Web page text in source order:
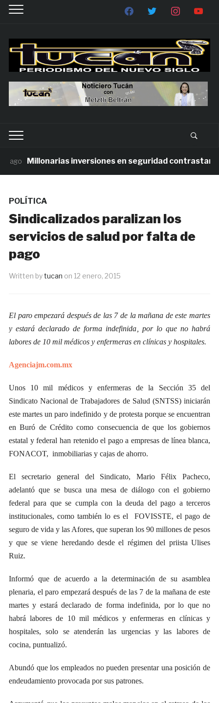
Millonarias inversiones en seguridad contrastan con
POLÍTICA
Sindicalizados paralizan los
servicios de salud por falta de
pago
Written bytucan on 12 enero, 2015
El paro empezará después de las 7 de la mañana de este martes
y estará declarado de forma indefinida, por lo que no habrá
labores de 10 mil médicos y enfermeras en clínicas y hospitales.
Agenciajm.com.mx
Unos 10 mil médicos y enfermeras de la Sección 35 del
Sindicato Nacional de Trabajadores de Salud (SNTSS) iniciarán
este martes un paro indefinido y de protesta porque se encuentran
en Buró de Crédito como consecuencia de que los gobiernos
estatal y federal han retenido el pago a empresas de línea blanca,
FONACOT, inmobiliarias y cajas de ahorro.
El secretario general del Sindicato, Mario Félix Pacheco,
adelantó que se busca una mesa de diálogo con el gobierno
federal para que se cumpla con la deuda del pago a terceros
institucionales, como también lo es el FOVISSTE, el pago de
seguro de vida y las Afores, que superan los 90 millones de pesos
y que se viene heredando desde el régimen del priista Ulises
Ruiz.
Informó que de acuerdo a la determinación de su asamblea
plenaria, el paro empezará después de las 7 de la mañana de este
martes y estará declarado de forma indefinida, por lo que no
habrá labores de 10 mil médicos y enfermeras en clínicas y
hospitales, solo se atenderán las urgencias y las labores de
cocina, puntualizó.
Abundó que los empleados no pueden presentar una posición de
endeudamiento provocada por sus patrones.